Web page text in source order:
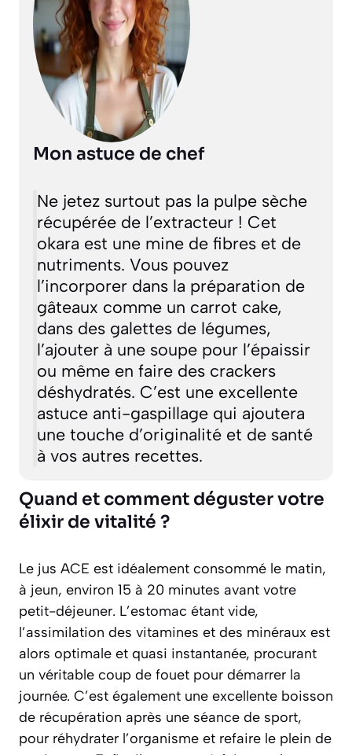
Mon astuce de chef
Ne jetez surtout pas la pulpe sèche
récupérée de l’extracteur ! Cet
okara est une mine de fibres et de
nutriments. Vous pouvez
l’incorporer dans la préparation de
gâteaux comme un carrot cake,
dans des galettes de légumes,
l’ajouter à une soupe pour l’épaissir
ou même en faire des crackers
déshydratés. C’est une excellente
astuce anti-gaspillage qui ajoutera
une touche d’originalité et de santé
à vos autres recettes.
Quand et comment déguster votre
élixir de vitalité ?
Le jus ACE est idéalement consommé le matin,
à jeun, environ 15 à 20 minutes avant votre
petit-déjeuner. L’estomac étant vide,
l’assimilation des vitamines et des minéraux est
alors optimale et quasi instantanée, procurant
un véritable coup de fouet pour démarrer la
journée. C’est également une excellente boisson
de récupération après une séance de sport,
pour réhydrater l’organisme et refaire le plein de